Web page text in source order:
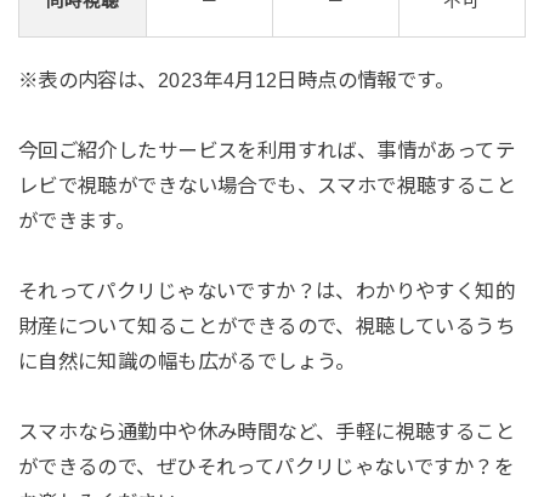
※表の内容は、2023年4月12日時点の情報です。
今回ご紹介したサービスを利用すれば、事情があってテ
レビで視聴ができない場合でも、スマホで視聴すること
ができます。
それってパクリじゃないですか？は、わかりやすく知的
財産について知ることができるので、視聴しているうち
に自然に知識の幅も広がるでしょう。
スマホなら通勤中や休み時間など、手軽に視聴すること
ができるので、ぜひそれってパクリじゃないですか？を